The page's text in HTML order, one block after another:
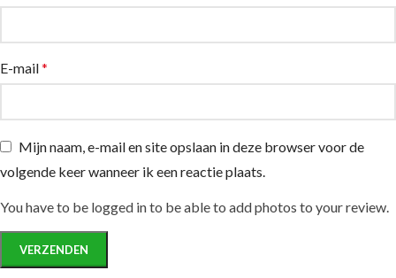
E-mail*
Mijn naam, e-mail en site opslaan in deze browser voor de
volgende keer wanneer ik een reactie plaats.
You have to be logged in to be able to add photos to your review.